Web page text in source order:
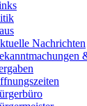
Nachrichten